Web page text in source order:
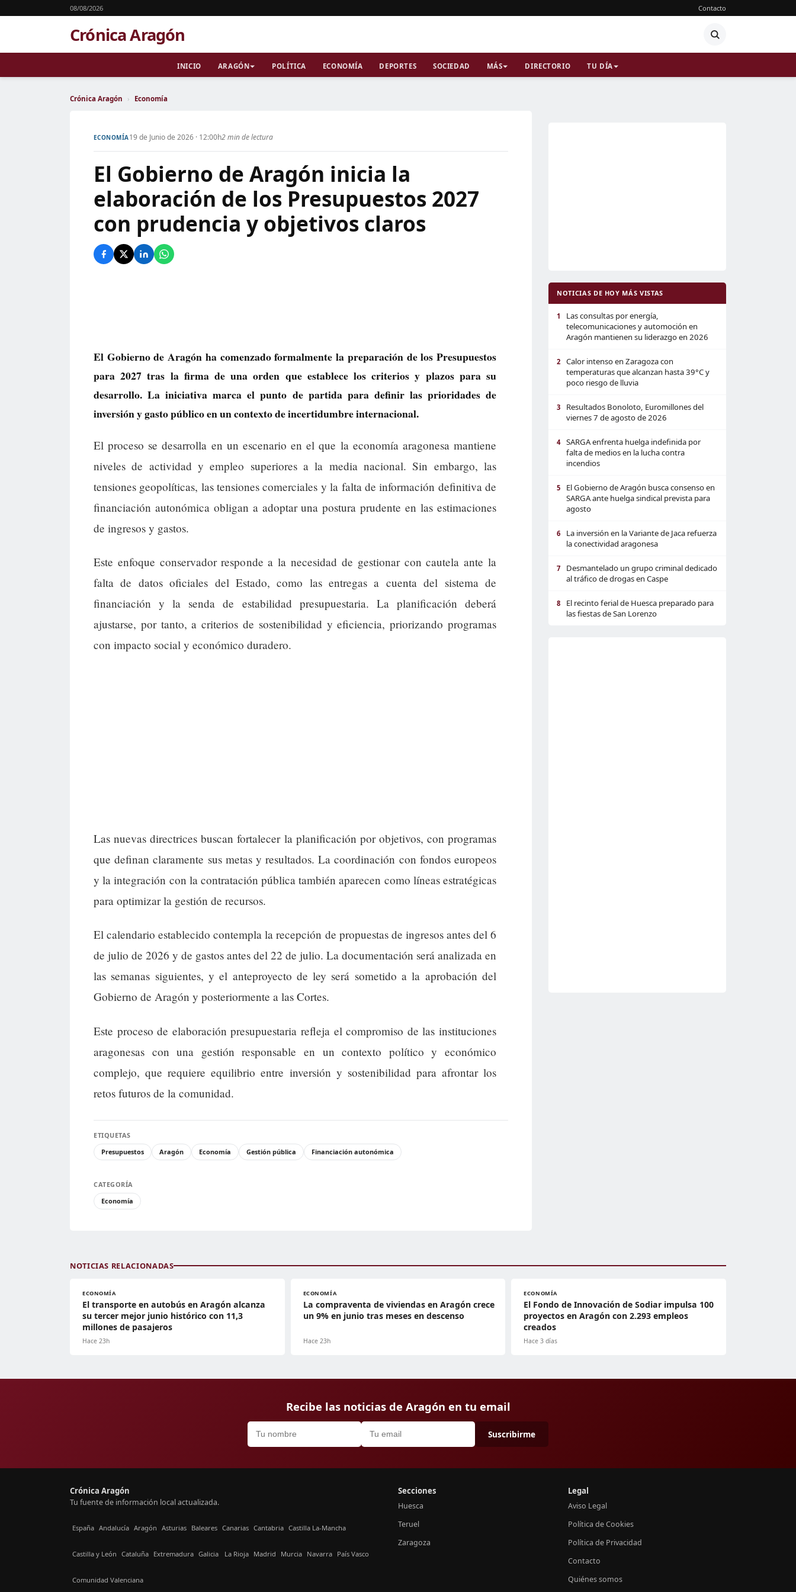
08/08/2026 Contacto
Crónica Aragón
INICIO ARAGÓN POLÍTICA ECONOMÍA DEPORTES SOCIEDAD MÁS DIRECTORIO TU DÍA
Crónica Aragón › Economía
ECONOMÍA19 de Junio de 2026 · 12:00h2 min de lectura
El Gobierno de Aragón inicia la
elaboración de los Presupuestos 2027
con prudencia y objetivos claros
El Gobierno de Aragón ha comenzado formalmente la preparación de los Presupuestos
para 2027 tras la firma de una orden que establece los criterios y plazos para su
desarrollo. La iniciativa marca el punto de partida para definir las prioridades de
inversión y gasto público en un contexto de incertidumbre internacional.
El proceso se desarrolla en un escenario en el que la economía aragonesa mantiene
niveles de actividad y empleo superiores a la media nacional. Sin embargo, las
tensiones geopolíticas, las tensiones comerciales y la falta de información definitiva de
financiación autonómica obligan a adoptar una postura prudente en las estimaciones
de ingresos y gastos.
Este enfoque conservador responde a la necesidad de gestionar con cautela ante la
falta de datos oficiales del Estado, como las entregas a cuenta del sistema de
financiación y la senda de estabilidad presupuestaria. La planificación deberá
ajustarse, por tanto, a criterios de sostenibilidad y eficiencia, priorizando programas
con impacto social y económico duradero.
Las nuevas directrices buscan fortalecer la planificación por objetivos, con programas
que definan claramente sus metas y resultados. La coordinación con fondos europeos
y la integración con la contratación pública también aparecen como líneas estratégicas
para optimizar la gestión de recursos.
El calendario establecido contempla la recepción de propuestas de ingresos antes del 6
de julio de 2026 y de gastos antes del 22 de julio. La documentación será analizada en
las semanas siguientes, y el anteproyecto de ley será sometido a la aprobación del
Gobierno de Aragón y posteriormente a las Cortes.
Este proceso de elaboración presupuestaria refleja el compromiso de las instituciones
aragonesas con una gestión responsable en un contexto político y económico
complejo, que requiere equilibrio entre inversión y sostenibilidad para afrontar los
retos futuros de la comunidad.
ETIQUETAS
Presupuestos
Aragón Economía Gestión pública Financiación autonómica
CATEGORÍA
Economía
NOTICIAS DE HOY MÁS VISTAS
1
Las consultas por energía,
telecomunicaciones y automoción en
Aragón mantienen su liderazgo en 2026
2
Calor intenso en Zaragoza con
temperaturas que alcanzan hasta 39°C y
poco riesgo de lluvia
3
Resultados Bonoloto, Euromillones del
viernes 7 de agosto de 2026
4
SARGA enfrenta huelga indefinida por
falta de medios en la lucha contra
incendios
5
El Gobierno de Aragón busca consenso en
SARGA ante huelga sindical prevista para
agosto
6
La inversión en la Variante de Jaca refuerza
la conectividad aragonesa
7
Desmantelado un grupo criminal dedicado
al tráfico de drogas en Caspe
8
El recinto ferial de Huesca preparado para
las fiestas de San Lorenzo
NOTICIAS RELACIONADAS
ECONOMÍA
El transporte en autobús en Aragón alcanza
su tercer mejor junio histórico con 11,3
millones de pasajeros
Hace 23h
ECONOMÍA
La compraventa de viviendas en Aragón crece
un 9% en junio tras meses en descenso
Hace 23h
ECONOMÍA
El Fondo de Innovación de Sodiar impulsa 100
proyectos en Aragón con 2.293 empleos
creados
Hace 3 días
Recibe las noticias de Aragón en tu email
Suscribirme
Crónica Aragón
Tu fuente de información local actualizada.
España Andalucía Aragón Asturias Baleares Canarias Cantabria Castilla La-Mancha
Castilla y León Cataluña Extremadura Galicia La Rioja Madrid Murcia Navarra País Vasco
Comunidad Valenciana
Secciones
Huesca
Teruel
Zaragoza
Legal
Aviso Legal
Política de Cookies
Política de Privacidad
Contacto
Quiénes somos